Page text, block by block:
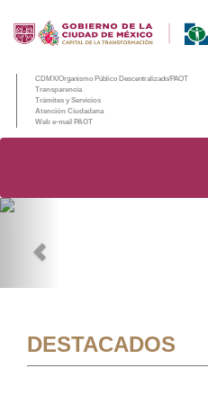
CDMX/Organismo Público Descentralizado/PAOT
Transparencia
Trámites y Servicios
Atención Ciudadana
Web e-mail PAOT
DESTACADOS